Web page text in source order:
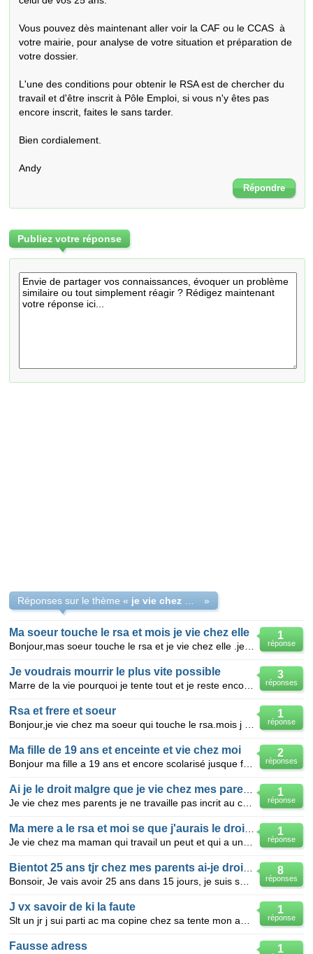
Vous pouvez dès maintenant aller voir la CAF ou le CCAS  à
votre mairie, pour analyse de votre situation et préparation de
votre dossier.
L'une des conditions pour obtenir le RSA est de chercher du
travail et d'être inscrit à Pôle Emploi, si vous n'y êtes pas
encore inscrit, faites le sans tarder.
Bien cordialement.
Andy
Répondre
Publiez votre réponse
Réponses sur le thème « »
1
réponse
Ma soeur touche le rsa et mois je vie chez elle
3
réponses
Je voudrais mourrir le plus vite possible
1
réponse
Rsa et frere et soeur
2
réponses
Ma fille de 19 ans et enceinte et vie chez moi
1
réponse
1
réponse
8
réponses
1
réponse
J vx savoir de ki la faute
1
Fausse adress